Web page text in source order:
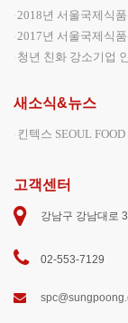
2018년 서울국제식
2017년 서울국제식
청년 친화 강소기업
새소식&뉴스
킨텍스 SEOUL
고객센터
강남구 강남대로
02-553-7129